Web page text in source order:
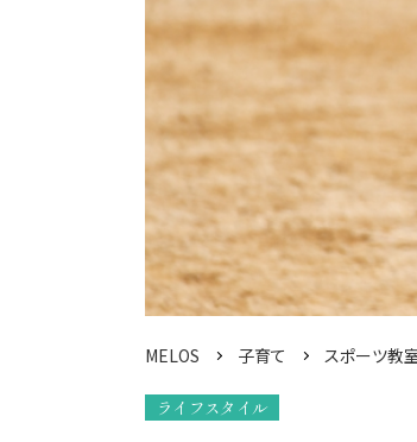
MELOS 子育て スポーツ教
ライフスタイル